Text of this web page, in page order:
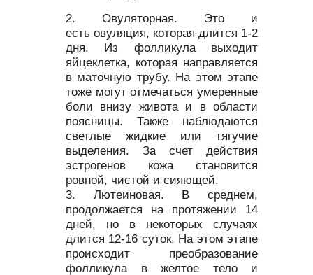
Овуляторная. Это и
есть овуляция, которая длится 1-2
дня. Из фолликула выходит
яйцеклетка, которая направляется
в маточную трубу. На этом этапе
тоже могут отмечаться умеренные
боли внизу живота и в области
поясницы. Также наблюдаются
светлые жидкие или тягучие
выделения. За счет действия
эстрогенов кожа становится
ровной, чистой и сияющей.
Лютеиновая. В среднем,
продолжается на протяжении 14
дней, но в некоторых случаях
длится 12-16 суток. На этом этапе
происходит преобразование
фолликула в желтое тело и